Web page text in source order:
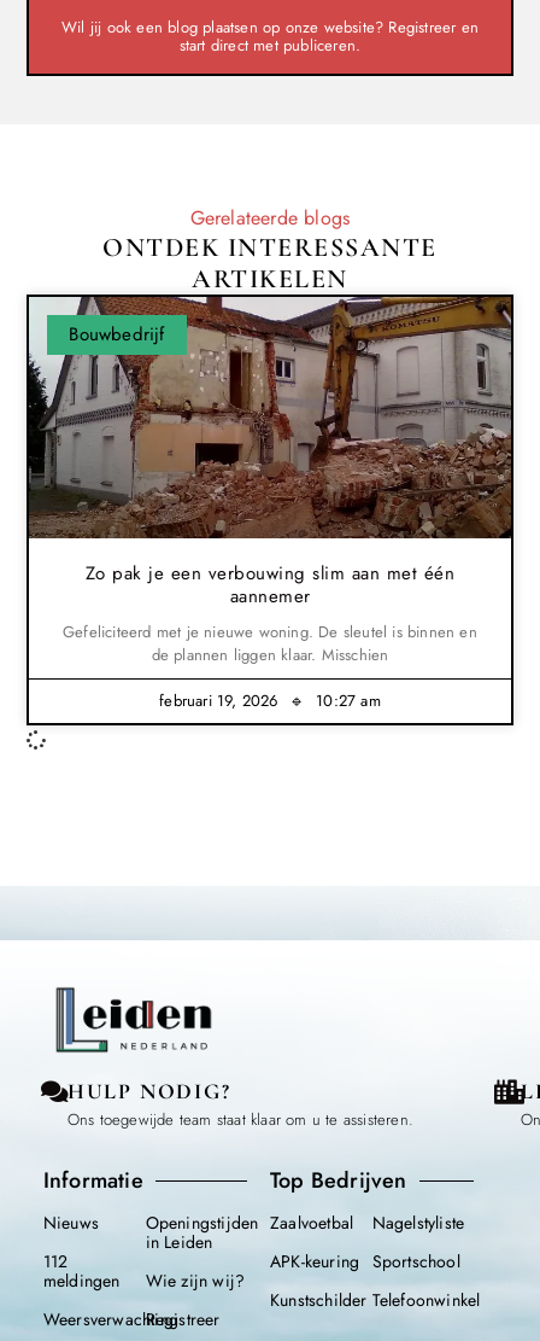
Wil jij ook een blog plaatsen op onze website? Registreer en
start direct met publiceren.
Gerelateerde blogs
ONTDEK INTERESSANTE
ARTIKELEN
Bouwbedrijf
Zo pak je een verbouwing slim aan met één
aannemer
Gefeliciteerd met je nieuwe woning. De sleutel is binnen en
de plannen liggen klaar. Misschien
februari 19, 2026
10:27 am
HULP NODIG?
Ons toegewijde team staat klaar om u te assisteren.
Informatie
Nieuws
112
meldingen
Weersverwachting
Openingstijden
in Leiden
Wie zijn wij?
Registreer
Top Bedrijven
Zaalvoetbal
APK-keuring
Kunstschilder
Nagelstyliste
Sportschool
Telefoonwinkel